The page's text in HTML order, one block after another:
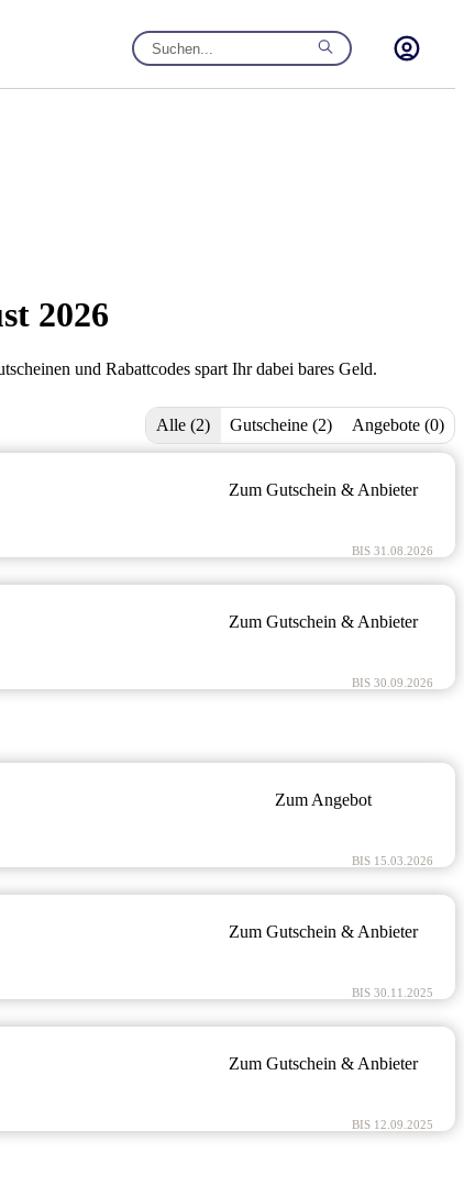
2026
und Rabattcodes spart Ihr dabei bares Geld.
Alle (2) Gutscheine (2) Angebote (0)
Zum Gutschein & Anbieter
BIS 31.08.2026
Zum Gutschein & Anbieter
BIS 30.09.2026
Zum Angebot
BIS 15.03.2026
Zum Gutschein & Anbieter
BIS 30.11.2025
Zum Gutschein & Anbieter
BIS 12.09.2025